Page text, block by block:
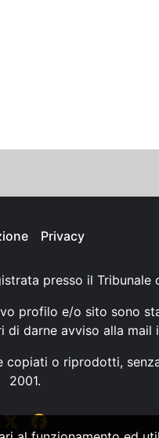
Privacy
presso il Tribunale
profilo e/o sito sono
darne avviso alla mail
o riprodotti,
2001.